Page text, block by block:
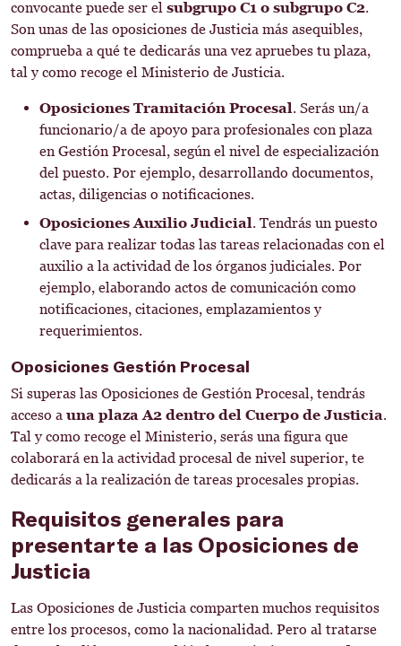
convocante puede ser el subgrupo C1 o subgrupo C2.
Son unas de las oposiciones de Justicia más asequibles,
comprueba a qué te dedicarás una vez apruebes tu plaza,
tal y como recoge el Ministerio de Justicia.
Oposiciones Tramitación Procesal. Serás un/a
funcionario/a de apoyo para profesionales con plaza
en Gestión Procesal, según el nivel de especialización
del puesto. Por ejemplo, desarrollando documentos,
actas, diligencias o notificaciones.
Oposiciones Auxilio Judicial. Tendrás un puesto
clave para realizar todas las tareas relacionadas con el
auxilio a la actividad de los órganos judiciales. Por
ejemplo, elaborando actos de comunicación como
notificaciones, citaciones, emplazamientos y
requerimientos.
Oposiciones Gestión Procesal
Si superas las Oposiciones de Gestión Procesal, tendrás
acceso a una plaza A2 dentro del Cuerpo de Justicia.
Tal y como recoge el Ministerio, serás una figura que
colaborará en la actividad procesal de nivel superior, te
dedicarás a la realización de tareas procesales propias.
Requisitos generales para
presentarte a las Oposiciones de
Justicia
Las Oposiciones de Justicia comparten muchos requisitos
entre los procesos, como la nacionalidad. Pero al tratarse